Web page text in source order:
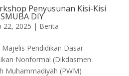
Penyusunan Kisi-Kisi
DIY
22, 2025 | Berita
Pendidikan Dasar
Nonformal (Dikdasmen
Muhammadiyah (PWM)